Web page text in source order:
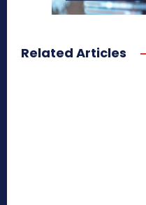
Related Articles